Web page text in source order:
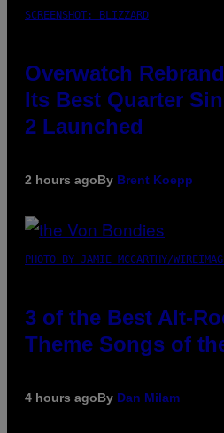
SCREENSHOT: BLIZZARD
Overwatch
Its Best Quarter
2 Launched
2 hours agoBy Brent Koepp
PHOTO BY JAMIE MCCARTHY/
3 of the Best Alt-
Theme Songs of
4 hours agoBy Dan Milam